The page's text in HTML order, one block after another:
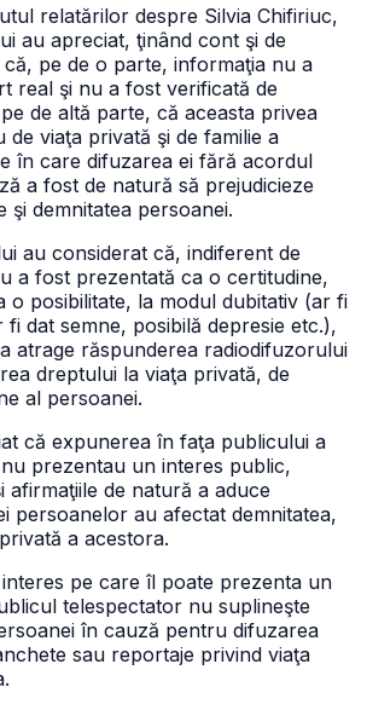
relatărilor despre Silvia Chifiriuc,
au apreciat, ţinând cont şi de
că, pe de o parte, informaţia nu a
real şi nu a fost verificată de
de altă parte, că aceasta privea
de viaţa privată şi de familie a
în care difuzarea ei fără acordul
a fost de natură să prejudicieze
şi demnitatea persoanei.
au considerat că, indiferent de
a fost prezentată ca o certitudine,
o posibilitate, la modul dubitativ (ar fi
fi dat semne, posibilă depresie etc.),
atrage răspunderea radiodifuzorului
dreptului la viaţa privată, de
al persoanei.
că expunerea în faţa publicului a
prezentau un interes public,
afirmaţiile de natură a aduce
persoanelor au afectat demnitatea,
a acestora.
pe care îl poate prezenta un
telespectator nu suplineşte
în cauză pentru difuzarea
sau reportaje privind viaţa